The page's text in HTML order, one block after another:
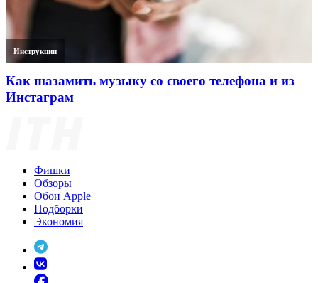
Инструкции
Как шазамить музыку со своего телефона и из
Инстаграм
Фишки
Обзоры
Обои Apple
Подборки
Экономия